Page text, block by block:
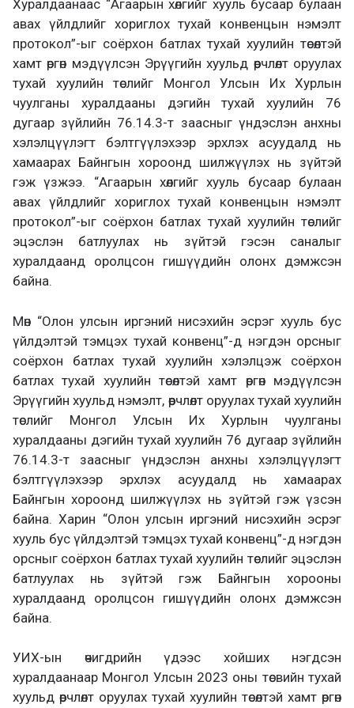
Хуралдаанаас “Агаарын хөлгийг хууль бусаар булаан
авах үйлдлийг хориглох тухай конвенцын нэмэлт
протокол”-ыг соёрхон батлах тухай хуулийн төсөлтэй
хамт өргөн мэдүүлсэн Эрүүгийн хуульд өөрчлөлт оруулах
тухай хуулийн төслийг Монгол Улсын Их Хурлын
чуулганы хуралдааны дэгийн тухай хуулийн 76
дугаар зүйлийн 76.14.3-т заасныг үндэслэн анхны
хэлэлцүүлэгт бэлтгүүлэхээр эрхлэх асуудалд нь
хамаарах Байнгын хороонд шилжүүлэх нь зүйтэй
гэж үзжээ. “Агаарын хөлгийг хууль бусаар булаан
авах үйлдлийг хориглох тухай конвенцын нэмэлт
протокол”-ыг соёрхон батлах тухай хуулийн төслийг
эцэслэн батлуулах нь зүйтэй гэсэн саналыг
хуралдаанд оролцсон гишүүдийн олонх дэмжсэн
байна.
Мөн “Олон улсын иргэний нисэхийн эсрэг хууль бус
үйлдэлтэй тэмцэх тухай конвенц”-д нэгдэн орсныг
соёрхон батлах тухай хуулийн хэлэлцэж соёрхон
батлах тухай хуулийн төсөлтэй хамт өргөн мэдүүлсэн
Эрүүгийн хуульд нэмэлт, өөрчлөлт оруулах тухай хуулийн
төслийг Монгол Улсын Их Хурлын чуулганы
хуралдааны дэгийн тухай хуулийн 76 дугаар зүйлийн
76.14.3-т заасныг үндэслэн анхны хэлэлцүүлэгт
бэлтгүүлэхээр эрхлэх асуудалд нь хамаарах
Байнгын хороонд шилжүүлэх нь зүйтэй гэж үзсэн
байна. Харин “Олон улсын иргэний нисэхийн эсрэг
хууль бус үйлдэлтэй тэмцэх тухай конвенц”-д нэгдэн
орсныг соёрхон батлах тухай хуулийн төслийг эцэслэн
батлуулах нь зүйтэй гэж Байнгын хорооны
хуралдаанд оролцсон гишүүдийн олонх дэмжсэн
байна.
УИХ-ын өчигдрийн үдээс хойших нэгдсэн
хуралдаанаар Монгол Улсын 2023 оны төсвийн тухай
хуульд өөрчлөлт оруулах тухай хуулийн төсөлтэй хамт өргөн